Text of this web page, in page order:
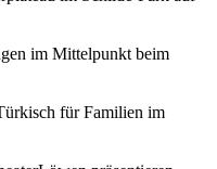
im Mittelpunkt beim
für Familien im